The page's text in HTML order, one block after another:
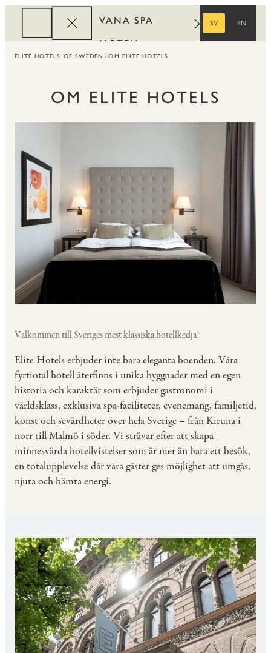
VANA SPA
MÖTEN
REWARDS
SV
EN
ELITE HOTELS OF SWEDEN OM ELITE HOTELS
OM ELITE HOTELS
Välkommen till Sveriges mest klassiska hotellkedja!
Elite Hotels erbjuder inte bara eleganta boenden. Våra
fyrtiotal hotell återfinns i unika byggnader med en egen
historia och karaktär som erbjuder gastronomi i
världsklass, exklusiva spa-faciliteter, evenemang, familjetid,
konst och sevärdheter över hela Sverige – från Kiruna i
norr till Malmö i söder. Vi strävar efter att skapa
minnesvärda hotellvistelser som är mer än bara ett besök,
en totalupplevelse där våra gäster ges möjlighet att umgås,
njuta och hämta energi.